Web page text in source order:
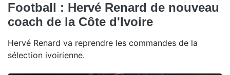
Football : Hervé Renard de nouveau
coach de la Côte d'Ivoire
Hervé Renard va reprendre les commandes de la
sélection ivoirienne.